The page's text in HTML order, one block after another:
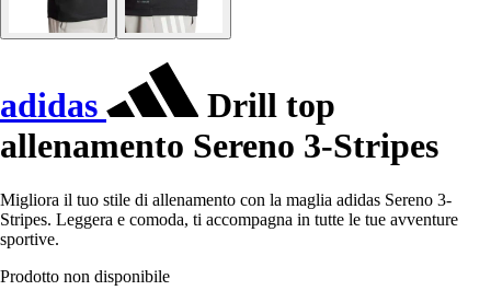
adidas
Drill top
allenamento Sereno 3-Stripes
Migliora il tuo stile di allenamento con la maglia adidas Sereno 3-
Stripes. Leggera e comoda, ti accompagna in tutte le tue avventure
sportive.
Prodotto non disponibile